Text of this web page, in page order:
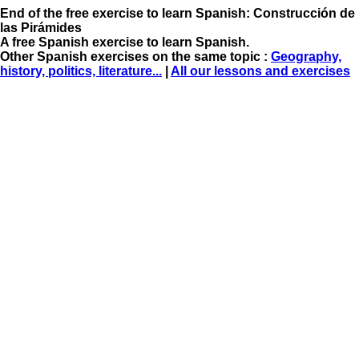
End of the free exercise to learn Spanish: Construcción de
las Pirámides
A free Spanish exercise to learn Spanish.
Other Spanish exercises on the same topic : Geography,
history, politics, literature...
All our lessons and exercises